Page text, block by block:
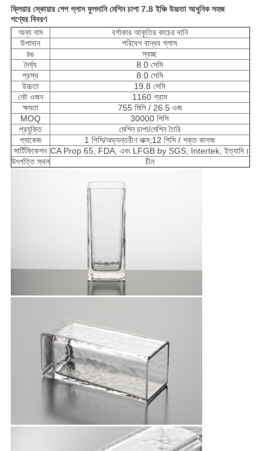
ক্লিয়ার স্কোয়ার শেপ গ্লাস ফুলদানি মেশিন চাপা 7.8 ইঞ্চি উচ্চতা আধুনিক সহজ
পণ্যের বিবরণ
অন্য নাম
বর্গাকার আকৃতির কাচের দানি
উপাদান
পরিবেশ বান্ধব গ্লাস
রঙ
স্বচ্ছ
দৈর্ঘ্য
8.0 সেমি
প্রস্থ
8.0 সেমি
উচ্চতা
19.8 সেমি
নেট ওজন
1160 গ্রাম
ক্ষমতা
755 মিলি / 26.5 ওজ
MOQ
30000 পিসি
প্রযুক্তি
মেশিন চাপা/মেশিন তৈরি
প্যাকেজ
1 পিসি/অভ্যন্তরীণ বাক্স;12 পিসি / শক্ত কাগজ
সার্টিফিকেশন CA Prop 65, FDA, এবং LFGB by SGS, Intertek, ইত্যাদি।
উৎপত্তি স্থল
চীন